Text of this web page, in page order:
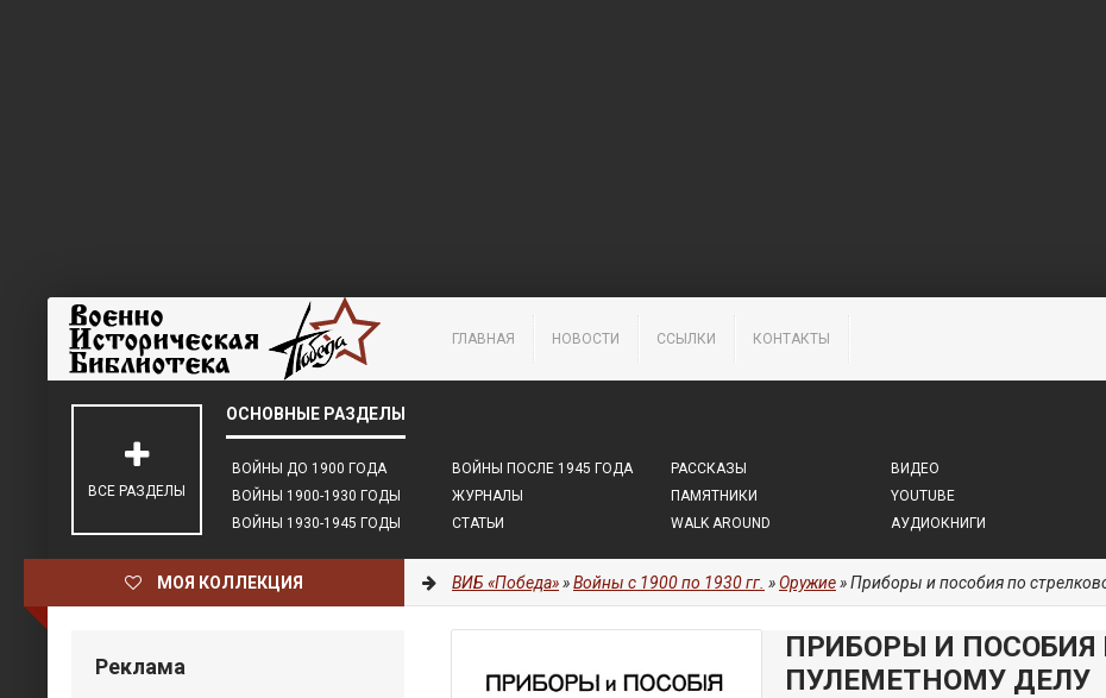
ГЛАВНАЯ НОВОСТИ ССЫЛКИ КОНТАКТЫ
ВОЙНЫ ДО 1900 ГОДА
ВОЙНЫ 1900-1930 ГОДЫ
ВОЙНЫ 1930-1945 ГОДЫ
ВОЙНЫ ПОСЛЕ 1945 ГОДА
ЖУРНАЛЫ
СТАТЬИ
РАССКАЗЫ
ПАМЯТНИКИ
WALK AROUND
ВИДЕО
YOUTUBE
АУДИОКНИГИ
ВСЕ РАЗДЕЛЫ
МОЯ КОЛЛЕКЦИЯ ВИБ «Победа»»Войны с 1900 по 1930 гг. »Оружие» Приборы и пособия по
ПРИБОРЫ И ПОСОБИЯ
ПУЛЕМЕТНОМУ ДЕЛУ
Реклама